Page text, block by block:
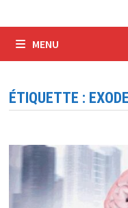
MENU
ÉTIQUETTE :